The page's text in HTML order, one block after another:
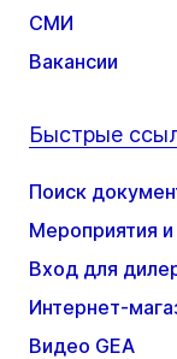
СМИ
Вакансии
Быстрые
Поиск
Мероприятия
Вход для
Интернет-
Видео GEA